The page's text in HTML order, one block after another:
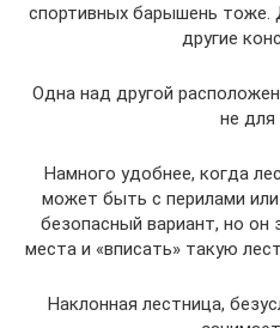
спортивных барышень тоже.
другие
Одна над другой
не для
Намного удобнее, когда
может быть с перилами
безопасный вариант, но он
места и «вписать» такую
Наклонная лестница,